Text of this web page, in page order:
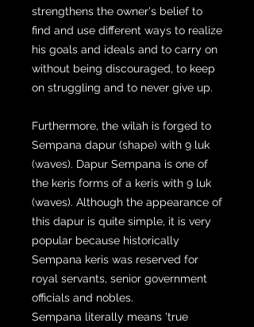
strengthens the owner's belief to
find and use different ways to realize
his goals and ideals and to carry on
without being discouraged, to keep
on struggling and to never give up.
Furthermore, the wilah is forged to
Sempana dapur (shape) with 9 luk
(waves). Dapur Sempana is one of
the keris forms of a keris with 9 luk
(waves). Although the appearance of
this dapur is quite simple, it is very
popular because historically
Sempana keris was reserved for
royal servants, senior government
officials and nobles.
Sempana literally means 'true